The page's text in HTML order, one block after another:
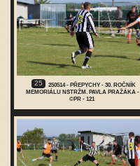
25
250514 - PŘEPYCHY - 30. ROČNÍK
MEMORIÁLU NSTRŽM. PAVLA PRAŽÁKA -
©PR - 121